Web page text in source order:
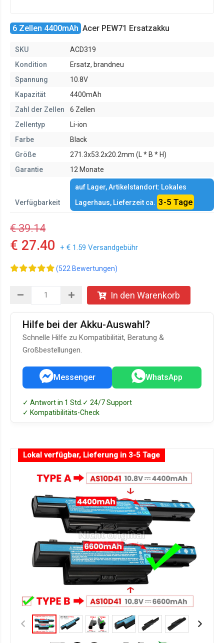
6 Zellen 4400mAh Acer PEW71 Ersatzakku
SKU
ACD319
Kondition
Ersatz, brandneu
Spannung
10.8V
Kapazität
4400mAh
Zahl der Zellen
6 Zellen
Zellentyp
Li-ion
Farbe
Black
Größe
271.3x53.2x20.2mm (L * B * H)
Garantie
12 Monate
Verfügbarkeit
auf Lager, Artikelstandort: Lokales
Lagerhaus, Lieferzeit ca. 3-5 Tage
€ 39.14
€ 27.40 + € 1.59 Versandgebühr
(522 Bewertungen)
In den Warenkorb
Hilfe bei der Akku-Auswahl?
Schnelle Hilfe zu Kompatibilität, Beratung &
Großbestellungen.
Messenger WhatsApp
✓ Antwort in 1 Std. ✓ 24/7 Support
✓ Kompatibilitäts-Check
Lokal verfügbar, Lieferung in 3-5 Tage